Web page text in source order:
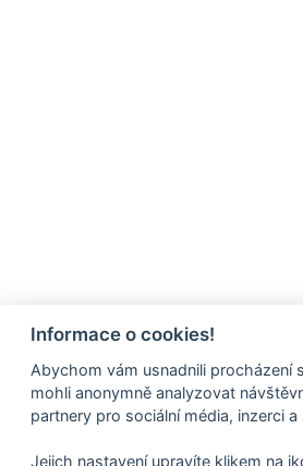
Mobilní rozhlas
odstávky, poruchy a výpadky
o aplikaci
Informace o cookies!
Abychom vám usnadnili procházení
mohli anonymně analyzovat
partnery pro sociální média, inzerci a
Jejich nastavení upravíte klikem na